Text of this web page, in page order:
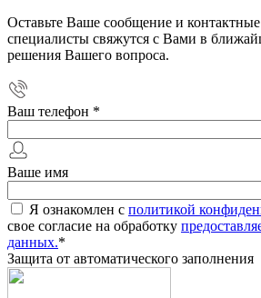
Оставьте Ваше сообщение и
специалисты свяжутся с Вами в
решения Вашего вопроса.
Ваш телефон *
Ваше имя
Я ознакомлен с политикой
свое согласие на обработку
данных.*
Защита от автоматического заполнения